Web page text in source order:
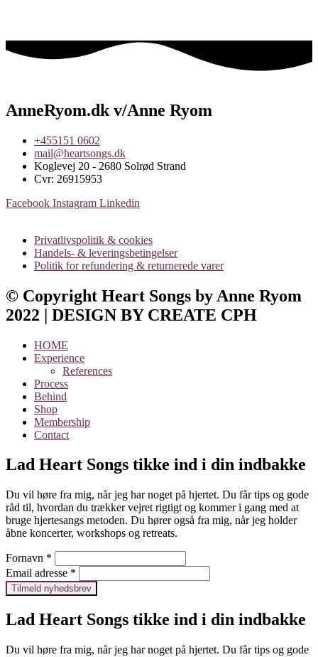
AnneRyom.dk v/Anne Ryom
+455151 0602
mail@heartsongs.dk
Koglevej 20 - 2680 Solrød Strand
Cvr: 26915953
Facebook Instagram Linkedin
Privatlivspolitik & cookies
Handels- & leveringsbetingelser
Politik for refundering & returnerede varer
© Copyright Heart Songs by Anne Ryom
2022 | DESIGN BY CREATE CPH
HOME
Experience
References
Process
Behind
Shop
Membership
Contact
Lad Heart Songs tikke ind i din indbakke
Du vil høre fra mig, når jeg har noget på hjertet. Du får tips og gode
råd til, hvordan du trækker vejret rigtigt og kommer i gang med at
bruge hjertesangs metoden. Du hører også fra mig, når jeg holder
åbne koncerter, workshops og retreats.
Fornavn *
Email adresse *
Lad Heart Songs tikke ind i din indbakke
Du vil høre fra mig, når jeg har noget på hjertet. Du får tips og gode